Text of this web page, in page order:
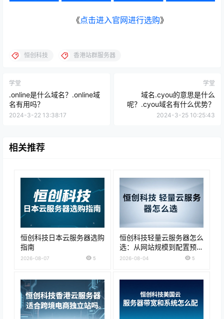
《点击进入官网进行选购》
恒创科技 香港站群服务器
学堂
.online是什么域名？.online域
名有用吗？
2024-3-22 13:38:17
学堂
域名.cyou的意思是什么
呢？.cyou域名有什么优势？
2024-3-25 10:25:43
相关推荐
恒创科技日本云服务器选购
指南
2026-08-07 5
恒创科技轻量云服务器怎么
选：从网站规模到配置预算
的购买建议
2026-08-04 5